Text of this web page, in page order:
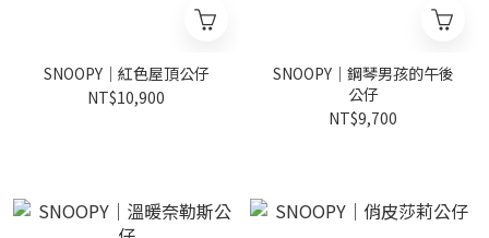
SNOOPY｜紅色屋頂公仔
NT$10,900
SNOOPY｜鋼琴男孩的午後
公仔
NT$9,700